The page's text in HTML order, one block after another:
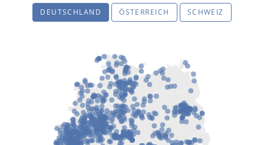
DEUTSCHLAND ÖSTERREICH SCHWEIZ